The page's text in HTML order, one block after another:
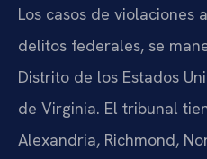
Los casos de violaciones
delitos federales, se
Distrito de los Estados
de Virginia. El tribunal
Alexandria, Richmond,